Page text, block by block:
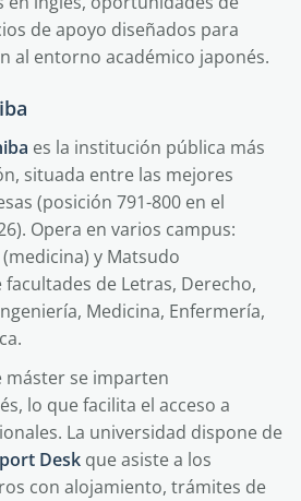
de apoyo diseñados para
al entorno académico japonés.
es la institución pública más
situada entre las mejores
(posición 791-800 en el
Opera en varios campus:
y Matsudo
de Letras, Derecho,
Medicina, Enfermería,
máster se imparten
lo que facilita el acceso a
La universidad dispone de
Desk que asiste a los
con alojamiento, trámites de